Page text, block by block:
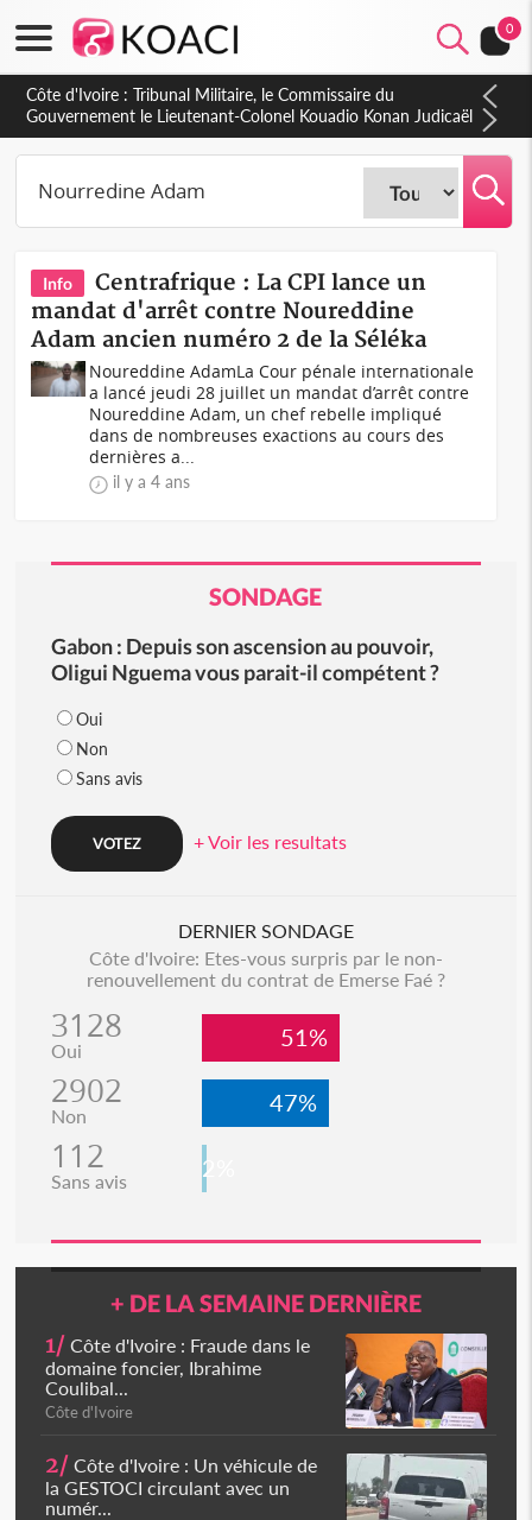
0
Côte d'Ivoire : Tribunal Militaire, le Commissaire du
Gouvernement le Lieutenant-Colonel Kouadio Konan Judicaël
fait le bilan de l'année judiciaire 2025-2026
Info
Centrafrique : La CPI lance un
mandat d'arrêt contre Noureddine
Adam ancien numéro 2 de la Séléka
Noureddine AdamLa Cour pénale internationale
a lancé jeudi 28 juillet un mandat d’arrêt contre
Noureddine Adam, un chef rebelle impliqué
dans de nombreuses exactions au cours des
dernières a...
il y a 4 ans
SONDAGE
Gabon : Depuis son ascension au pouvoir,
Oligui Nguema vous parait-il compétent ?
Oui
Non
Sans avis
+ Voir les resultats
DERNIER SONDAGE
Côte d'Ivoire: Etes-vous surpris par le non-
renouvellement du contrat de Emerse Faé ?
3128
Oui 51%
2902
Non 47%
112
Sans avis 2%
+ DE LA SEMAINE DERNIÈRE
1/ Côte d'Ivoire : Fraude dans le
domaine foncier, Ibrahime
Coulibal...
Côte d'Ivoire
2/ Côte d'Ivoire : Un véhicule de
la GESTOCI circulant avec un
numér...